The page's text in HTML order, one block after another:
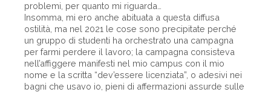
problemi, per quanto mi riguarda…
Insomma, mi ero anche abituata a questa diffusa
ostilità, ma nel 2021 le cose sono precipitate perché
un gruppo di studenti ha orchestrato una campagna
per farmi perdere il lavoro; la campagna consisteva
nell’affiggere manifesti nel mio campus con il mio
nome e la scritta “dev’essere licenziata”, o adesivi nei
bagni che usavo io, pieni di affermazioni assurde sulle